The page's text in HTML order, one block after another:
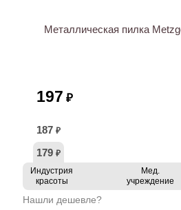
Металлическая пилка
197 ₽
187 ₽
179 ₽
Индустрия
красоты
Мед.
учреждение
Нашли дешевле?